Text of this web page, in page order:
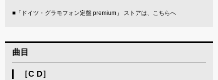
■ 「ドイツ・グラモフォン定盤 premium」 ストアは、こちらへ
曲目
［C D］